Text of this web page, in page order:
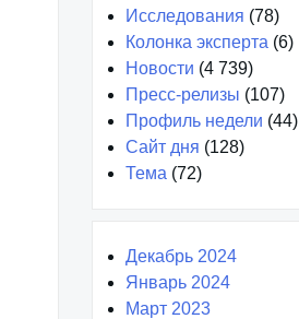
Исследования (78)
Колонка эксперта (6)
Новости (4 739)
Пресс-релизы (107)
Профиль недели (44)
Сайт дня (128)
Тема (72)
Декабрь 2024
Январь 2024
Март 2023